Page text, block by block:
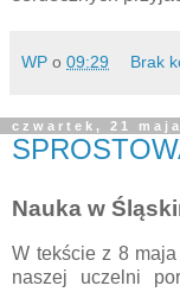
WP o 09:29 Brak
czwartek, 21
Nauka w
W tekście z 8 maja
naszej uczelni